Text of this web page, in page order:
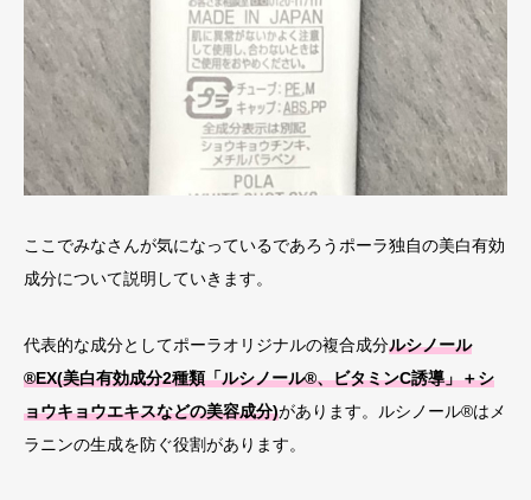
ここでみなさんが気になっているであろうポーラ独自の美白有効
成分について説明していきます。
代表的な成分としてポーラオリジナルの複合成分ルシノール
®︎EX(美白有効成分2種類「ルシノール®︎、ビタミンC誘導」＋シ
ョウキョウエキスなどの美容成分)があります。 ルシノール®はメ
ラニンの生成を防ぐ役割があります。